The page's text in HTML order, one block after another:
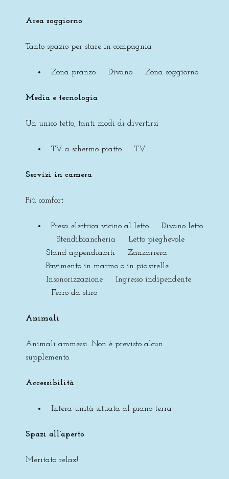
Area soggiorno
Tanto spazio per stare in compagnia
Zona pranzo Divano Zona soggiorno
Media e tecnologia
Un unico tetto, tanti modi di divertirsi
TV a schermo piatto TV
Servizi in camera
Più comfort
Presa elettrica vicino al letto Divano letto
Stendibiancheria Letto pieghevole
Stand appendiabiti Zanzariera
Pavimento in marmo o in piastrelle
Insonorizzazione Ingresso indipendente
Ferro da stiro
Animali
Animali ammessi. Non è previsto alcun
supplemento.
Accessibilità
Intera unità situata al piano terra
Spazi all’aperto
Meritato relax!